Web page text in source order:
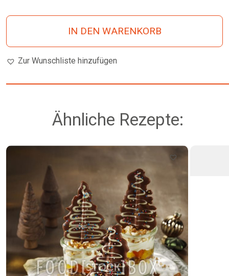
IN DEN WARENKORB
Zur Wunschliste hinzufügen
Ähnliche Rezepte: